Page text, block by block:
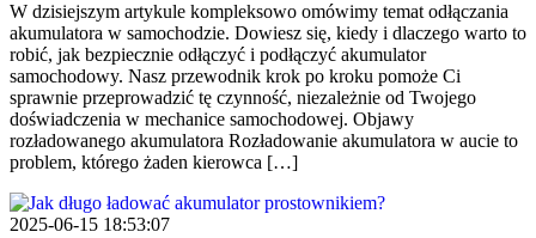
W dzisiejszym artykule kompleksowo omówimy temat odłączania
akumulatora w samochodzie. Dowiesz się, kiedy i dlaczego warto to
robić, jak bezpiecznie odłączyć i podłączyć akumulator
samochodowy. Nasz przewodnik krok po kroku pomoże Ci
sprawnie przeprowadzić tę czynność, niezależnie od Twojego
doświadczenia w mechanice samochodowej. Objawy
rozładowanego akumulatora Rozładowanie akumulatora w aucie to
problem, którego żaden kierowca […]
2025-06-15 18:53:07